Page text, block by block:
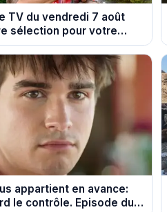
TV du vendredi 7 août
sélection pour votre
appartient en avance:
le contrôle. Episode du